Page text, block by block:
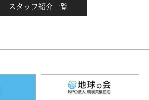
スタッフ紹介一覧